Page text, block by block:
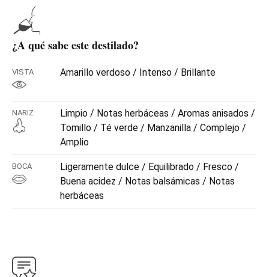
¿A qué sabe este destilado?
VISTA Amarillo verdoso / Intenso / Brillante
NARIZ
Limpio / Notas herbáceas / Aromas anisados /
Tomillo / Té verde / Manzanilla / Complejo /
Amplio
BOCA
Ligeramente dulce / Equilibrado / Fresco /
Buena acidez / Notas balsámicas / Notas
herbáceas